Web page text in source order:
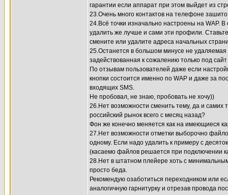
гарантии если аппарат при этом выйдет из
23.Очень много контактов на телефоне
24.Всё точки изначально настроены на WAP.
удалить же лучше и сами эти профили.
смените или удалите адреса начальных
25.Останется в большом минусе не
задействованная к сожалению только под
По отзывам пользователей даже если
кнопки состоится именно по WAP и даже за
входящих SMS.
Не пробовал, не знаю, пробовать не хочу))
26.Нет возможности сменить тему, да и
российский рынок всего с месяц назад?
Фон же конечно меняется как на имеющиеся
27.Нет возможности отметки выборочно
одному. Если надо удалить к примеру с
(касаемо файлов решается при подключении
28.Нет в штатном плейере хоть с
просто беда.
Рекомендую озаботиться переходником или
аналогичную гарнитурку и отрезав провода